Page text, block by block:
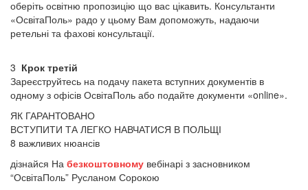
оберіть освітню пропозицію що вас цікавить. Консультанти
«ОсвітаПоль» радо у цьому Вам допоможуть, надаючи
ретельні та фахові консультації.
3 Крок третій
Зареєструйтесь на подачу пакета вступних документів в
одному з офісів ОсвітаПоль або подайте документи «online».
ЯК ГАРАНТОВАНО
ВСТУПИТИ ТА ЛЕГКО НАВЧАТИСЯ В ПОЛЬЩІ
8 важливих нюансів
дізнайся На безкоштовному вебінарі з засновником
“ОсвітаПоль” Русланом Сорокою